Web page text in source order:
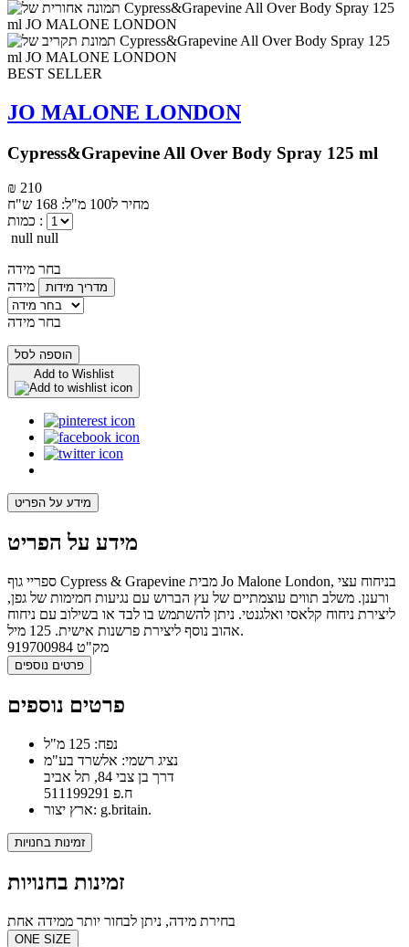
BEST SELLER
JO MALONE LONDON
Cypress&Grapevine All Over Body Spray 125 ml
₪ 210
מחיר ל100 מ"ל: 168 ש"ח
כמות :
null null
בחר מידה
מידה
מדריך מידות
בחר מידה
הוספה לסל
Add to Wishlist
מידע על הפריט
מידע על הפריט
ספריי גוף Cypress & Grapevine מבית Jo Malone London, בניחוח עצי
ורענן. משלב תווים עוצמתיים של עץ הברוש עם נגיעות חמימות של גפן,
ליצירת ניחוח קלאסי ואלגנטי. ניתן להשתמש בו לבד או בשילוב עם ניחוח
אהוב נוסף ליצירת פרשנות אישית. 125 מיל.
מק"ט 919700984
פרטים נוספים
פרטים נוספים
נפח: 125 מ"ל
נציג רשמי: אלשרד בע"מ
דרך בן צבי 84, תל אביב
ח.פ 511199291
ארץ יצור: g.britain.
זמינות בחנויות
זמינות בחנויות
בחירת מידה, ניתן לבחור יותר ממידה אחת
ONE SIZE